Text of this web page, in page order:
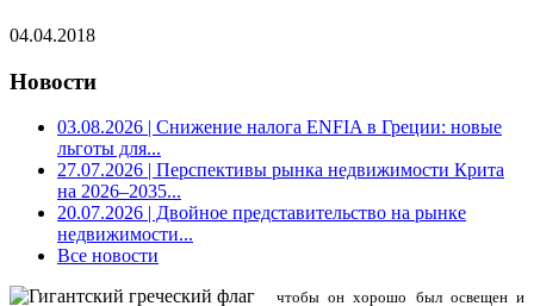
04.04.2018
Новости
03.08.2026 | Снижение налога ENFIA в Греции: новые
льготы для...
27.07.2026 | Перспективы рынка недвижимости Крита
на 2026–2035...
20.07.2026 | Двойное представительство на рынке
недвижимости...
Все новости
чтобы он хорошо был освещен и